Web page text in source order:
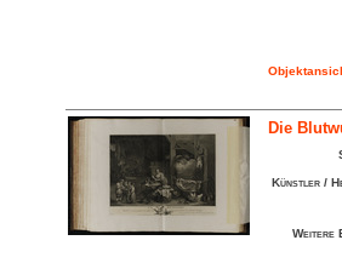
Die
Künstler /
Weitere